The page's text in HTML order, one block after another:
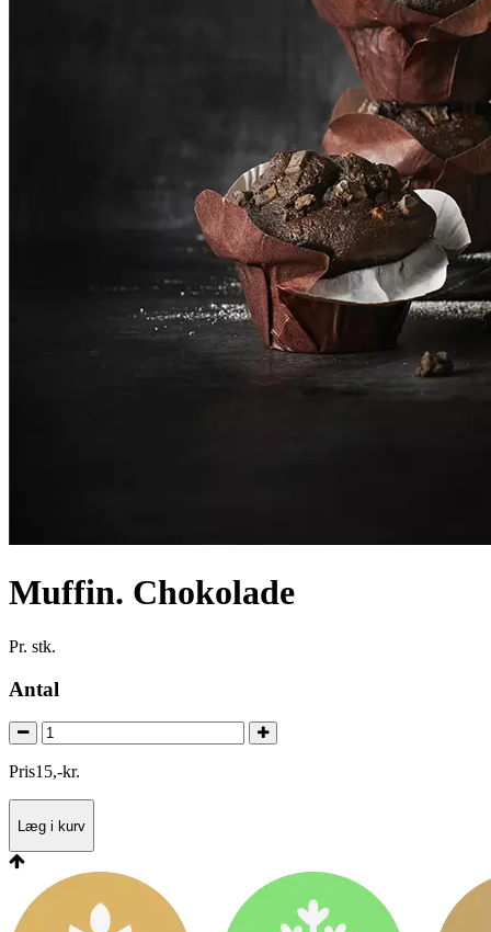
Muffin. Chokolade
Pr. stk.
Antal
Pris15,-kr.
Læg i kurv